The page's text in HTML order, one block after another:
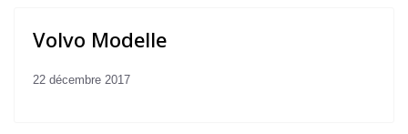
Volvo Modelle
22 décembre 2017